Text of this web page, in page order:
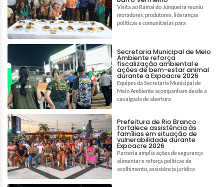
Visita ao Ramal do Junqueira reuniu
moradores, produtores, lideranças
políticas e comunitárias para
Secretaria Municipal de Meio
Ambiente reforça
fiscalização ambiental e
ações de bem-estar animal
durante a Expoacre 2026
Equipes da Secretaria Municipal de
Meio Ambiente acompanham desde a
cavalgada de abertura
Prefeitura de Rio Branco
fortalece assistência às
famílias em situação de
vulnerabilidade durante
Expoacre 2026
Parceria amplia ações de segurança
alimentar e reforça políticas de
acolhimento, assistência jurídica